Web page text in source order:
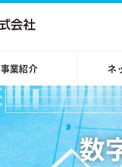
事業紹介 ネ
数